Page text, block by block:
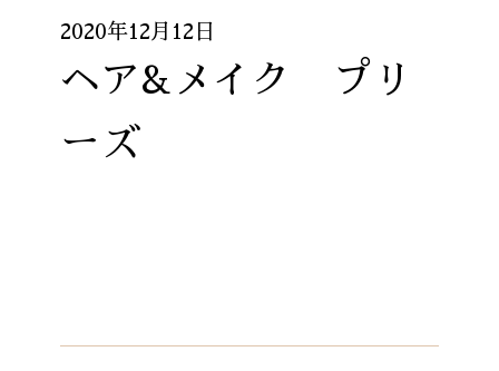
2020年12月12日
ヘア&メイク プリ
ーズ